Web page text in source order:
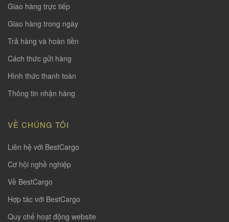
Giao hàng trực tiếp
Giao hàng trong ngày
Trả hàng và hoàn tiền
Cách thức gửi hàng
Hình thức thanh toàn
Thông tin nhận hàng
VỀ CHÚNG TÔI
Liên hệ với BestCargo
Cơ hội nghề nghiệp
Về BestCargo
Hợp tác với BestCargo
Quy chế hoạt động website